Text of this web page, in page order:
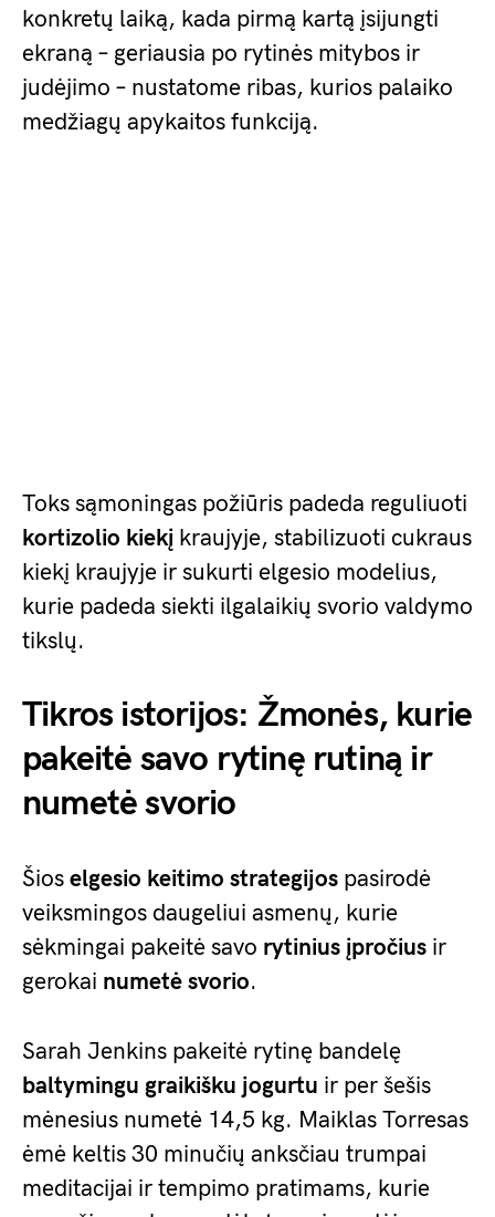
konkretų laiką, kada pirmą kartą įsijungti
ekraną – geriausia po rytinės mitybos ir
judėjimo – nustatome ribas, kurios palaiko
medžiagų apykaitos funkciją.
Toks sąmoningas požiūris padeda reguliuoti
kortizolio kiekį kraujyje, stabilizuoti cukraus
kiekį kraujyje ir sukurti elgesio modelius,
kurie padeda siekti ilgalaikių svorio valdymo
tikslų.
Tikros istorijos: Žmonės, kurie
pakeitė savo rytinę rutiną ir
numetė svorio
Šios elgesio keitimo strategijos pasirodė
veiksmingos daugeliui asmenų, kurie
sėkmingai pakeitė savo rytinius įpročius ir
gerokai numetė svorio.
Sarah Jenkins pakeitė rytinę bandelę
baltymingu graikišku jogurtu ir per šešis
mėnesius numetė 14,5 kg. Maiklas Torresas
ėmė keltis 30 minučių anksčiau trumpai
meditacijai ir tempimo pratimams, kurie